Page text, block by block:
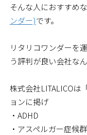
そんな人におすすめ
ンダー)です。
リタリコワンダーを
う評判が良い会社な
株式会社LITALICOは
ョンに掲げ
・ADHD
・アスペルガー症候群